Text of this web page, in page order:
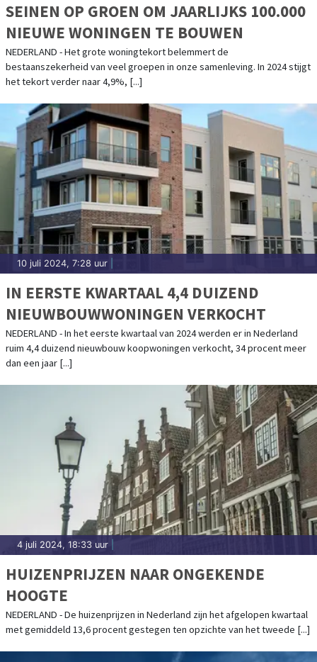
SEINEN OP GROEN OM JAARLIJKS 100.000
NIEUWE WONINGEN TE BOUWEN
NEDERLAND - Het grote woningtekort belemmert de
bestaanszekerheid van veel groepen in onze samenleving. In 2024 stijgt
het tekort verder naar 4,9%, [...]
10 juli 2024, 7:28 uur
IN EERSTE KWARTAAL 4,4 DUIZEND
NIEUWBOUWWONINGEN VERKOCHT
NEDERLAND - In het eerste kwartaal van 2024 werden er in Nederland
ruim 4,4 duizend nieuwbouw koopwoningen verkocht, 34 procent meer
dan een jaar [...]
4 juli 2024, 18:33 uur
HUIZENPRIJZEN NAAR ONGEKENDE
HOOGTE
NEDERLAND - De huizenprijzen in Nederland zijn het afgelopen kwartaal
met gemiddeld 13,6 procent gestegen ten opzichte van het tweede [...]